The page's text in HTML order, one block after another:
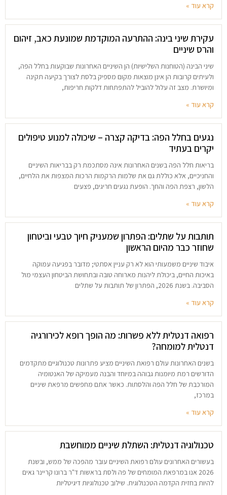
קרא עוד »
עקירת שיני בינה: ההתרעה המוקדמת שמונעת כאב, זיהום
והרס שיניים
שיני הבינה (הטוחנות השלישיות) הן השיניים האחרונות שבוקעות בחלל הפה,
ולעיתים קרובות הן אינן מוצאות מקום מספיק בלסת לצורך בקיעה תקינה
ומיושרת. מצב זה עלול להוביל להתפתחות דלקות חריפות,
קרא עוד »
נגעים בחלל הפה: בדיקה קצרה – שיכולה למנוע טיפולים
יקרים בעתיד
בריאות חלל הפה בשנים האחרונות אינה מסתכמת רק בבריאות השיניים
והחניכיים, אלא כוללת גם את שלמות הרקמות הרכות המצפות את הלחיים,
הלשון, רצפת הפה והחך. הופעת נגעים חריגים, פצעים
קרא עוד »
תותבות על שתלים: הפתרון שמעניק חיוך טבעי וביטחון
שחוזר כבר מהיום הראשון
איבוד שיניים משמעותי הוא לא רק עניין אסתטי; מדובר בפגיעה עמוקה
באיכות החיים, ביכולת ליהנות מארוחה טובה ובתחושת הביטחון העצמי מול
הסביבה. בשנת 2026, הפתרון של תותבות על שתלים
קרא עוד »
רפואה דנטלית ללא פשרות: מה הופך רופא לכירורגיה
דנטלית למומחה?
בשנים האחרונות עולם רפואת השיניים מציע פתרונות טכנולוגיים מתקדמים
הדורשים רמת מיומנות גבוהה במיוחד והבנה מעמיקה של האנטומיה
המורכבת של חלל הפה והלסתות. כאשר אתם מחפשים מרפאת שיניים
במרכז,
קרא עוד »
טכנולוגיה דנטלית: השתלת שיניים ממוחשבת
בעשורים האחרונים עולם רפואת השיניים עובר מהפכה של ממש, ובשנת
2026 אנו במרפאת המומחים של פה ולסת בראשות ד"ר ברונו קריינר גאים
להיות בחזית הקדמה הטכנולוגית. שילוב טכנולוגיות דיגיטליות